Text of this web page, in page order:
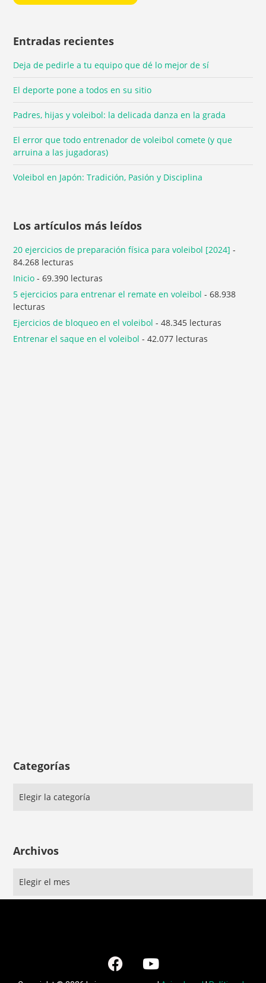
Entradas recientes
Deja de pedirle a tu equipo que dé lo mejor de sí
El deporte pone a todos en su sitio
Padres, hijas y voleibol: la delicada danza en la grada
El error que todo entrenador de voleibol comete (y que
arruina a las jugadoras)
Voleibol en Japón: Tradición, Pasión y Disciplina
Los artículos más leídos
20 ejercicios de preparación física para voleibol [2024] -
84.268 lecturas
Inicio - 69.390 lecturas
5 ejercicios para entrenar el remate en voleibol - 68.938
lecturas
Ejercicios de bloqueo en el voleibol - 48.345 lecturas
Entrenar el saque en el voleibol - 42.077 lecturas
Categorías
Archivos